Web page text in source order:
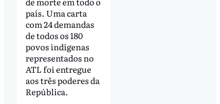
país. Uma carta
com 24 demandas
de todos os 180
povos indígenas
representados no
ATL foi entregue
aos três poderes da
República.